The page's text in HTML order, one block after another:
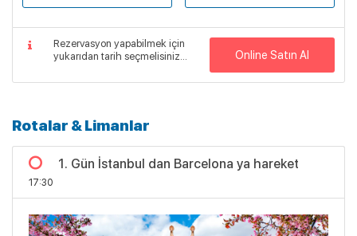
Rezervasyon yapabilmek için
yukarıdan tarih seçmelisiniz...
Online Satın Al
Rotalar & Limanlar
1. Gün İstanbul dan Barcelona ya hareket
17:30